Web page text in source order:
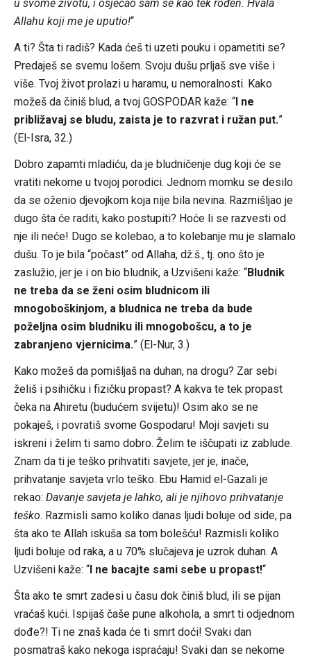
u svome životu, i osjećao sam se kao tek rođen. Hvala
Allahu koji me je uputio!“
A ti? Šta ti radiš? Kada ćeš ti uzeti pouku i opametiti se?
Predaješ se svemu lošem. Svoju dušu prljaš sve više i
više. Tvoj život prolazi u haramu, u nemoralnosti. Kako
možeš da činiš blud, a tvoj GOSPODAR kaže: “I ne
približavaj se bludu, zaista je to razvrat i ružan put.”
(El-Isra, 32.)
Dobro zapamti mladiću, da je bludničenje dug koji će se
vratiti nekome u tvojoj porodici. Jednom momku se desilo
da se oženio djevojkom koja nije bila nevina. Razmišljao je
dugo šta će raditi, kako postupiti? Hoće li se razvesti od
nje ili neće! Dugo se kolebao, a to kolebanje mu je slamalo
dušu. To je bila “počast” od Allaha, dž.š., tj. ono što je
zaslužio, jer je i on bio bludnik, a Uzvišeni kaže: “Bludnik
ne treba da se ženi osim bludnicom ili
mnogoboškinjom, a bludnica ne treba da bude
poželjna osim bludniku ili mnogobošcu, a to je
zabranjeno vjernicima.” (El-Nur, 3.)
Kako možeš da pomišljaš na duhan, na drogu? Zar sebi
želiš i psihičku i fizičku propast? A kakva te tek propast
čeka na Ahiretu (budućem svijetu)! Osim ako se ne
pokaješ, i povratiš svome Gospodaru! Moji savjeti su
iskreni i želim ti samo dobro. Želim te iščupati iz zablude.
Znam da ti je teško prihvatiti savjete, jer je, inače,
prihvatanje savjeta vrlo teško. Ebu Hamid el-Gazali je
rekao: Davanje savjeta je lahko, ali je njihovo prihvatanje
teško. Razmisli samo koliko danas ljudi boluje od side, pa
šta ako te Allah iskuša sa tom bolešću! Razmisli koliko
ljudi boluje od raka, a u 70% slučajeva je uzrok duhan. A
Uzvišeni kaže: “I ne bacajte sami sebe u propast!“
Šta ako te smrt zadesi u času dok činiš blud, ili se pijan
vraćaš kući. Ispijaš čaše pune alkohola, a smrt ti odjednom
dođe?! Ti ne znaš kada će ti smrt doći! Svaki dan
posmatraš kako nekoga ispraćaju! Svaki dan se nekome